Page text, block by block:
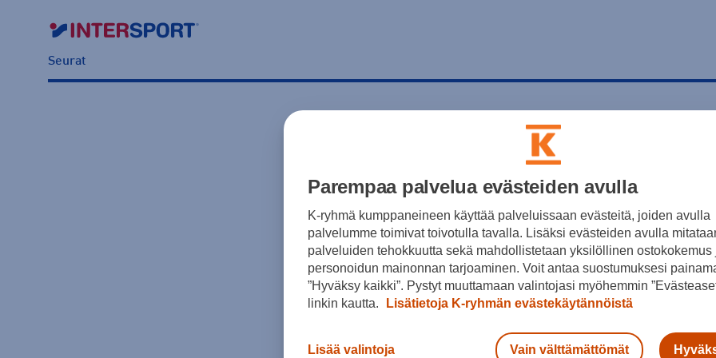
Seurat
Parempaa palvelua evästeiden avulla
K-ryhmä kumppaneineen käyttää palveluissaan evästeitä, joiden avulla
palvelumme toimivat toivotulla tavalla. Lisäksi evästeiden avulla
palveluiden tehokkuutta sekä mahdollistetaan yksilöllinen ostokokemus
personoidun mainonnan tarjoaminen. Voit antaa suostumuksesi
”Hyväksy kaikki”. Pystyt muuttamaan valintojasi myöhemmin
linkin kautta.
Lisätietoja K-ryhmän evästekäytännöistä
Lisää valintoja Vain välttämättömät